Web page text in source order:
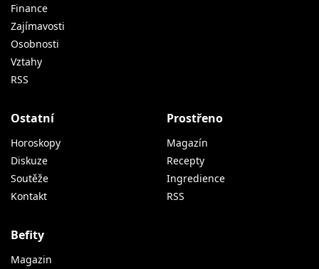
Finance
Zajímavosti
Osobnosti
Vztahy
RSS
Ostatní
Horoskopy
Diskuze
Soutěže
Kontakt
Prostřeno
Magazín
Recepty
Ingredience
RSS
Befity
Magazin